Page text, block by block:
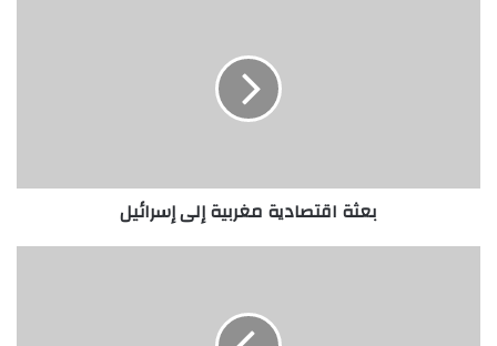
بعثة اقتصادية مغربية إلى إسرائيل